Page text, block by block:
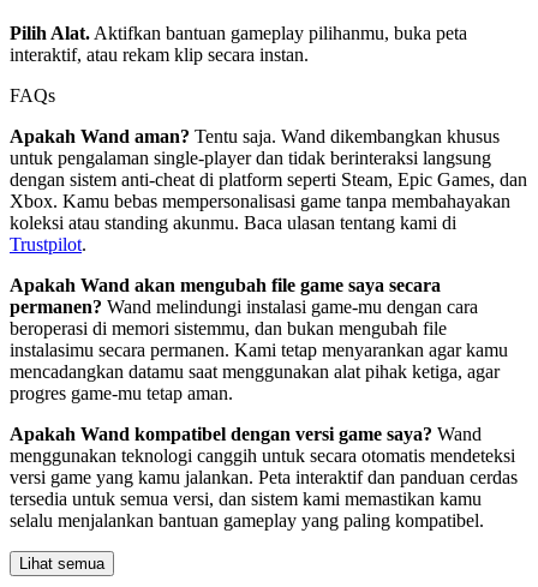
Pilih Alat. Aktifkan bantuan gameplay pilihanmu, buka peta
interaktif, atau rekam klip secara instan.
FAQs
Apakah Wand aman? Tentu saja. Wand dikembangkan khusus
untuk pengalaman single-player dan tidak berinteraksi langsung
dengan sistem anti-cheat di platform seperti Steam, Epic Games, dan
Xbox. Kamu bebas mempersonalisasi game tanpa membahayakan
koleksi atau standing akunmu. Baca ulasan tentang kami di
Trustpilot.
Apakah Wand akan mengubah file game saya secara
permanen? Wand melindungi instalasi game-mu dengan cara
beroperasi di memori sistemmu, dan bukan mengubah file
instalasimu secara permanen. Kami tetap menyarankan agar kamu
mencadangkan datamu saat menggunakan alat pihak ketiga, agar
progres game-mu tetap aman.
Apakah Wand kompatibel dengan versi game saya? Wand
menggunakan teknologi canggih untuk secara otomatis mendeteksi
versi game yang kamu jalankan. Peta interaktif dan panduan cerdas
tersedia untuk semua versi, dan sistem kami memastikan kamu
selalu menjalankan bantuan gameplay yang paling kompatibel.
Lihat semua